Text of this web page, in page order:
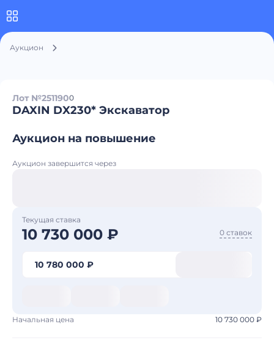
Аукцион
Лот №2511900
DAXIN DX230* Экскаватор
Аукцион на повышение
Аукцион завершится через
Текущая ставка
10 730 000 ₽ 0 ставок
10 780 000 ₽
Начальная цена 10 730 000 ₽